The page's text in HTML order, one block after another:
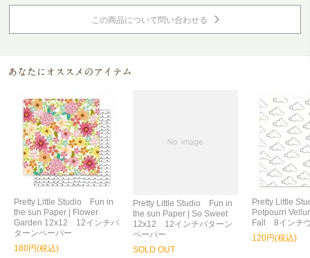
この商品について問い合わせる
Pretty Little Studio Fun in
the sun Paper | Flower
Garden 12x12 12インチパ
ターンペーパー
180円(税込)
Pretty Little Studio Fun in
the sun Paper | So Sweet
12x12 12インチパターン
ペーパー
SOLD OUT
Pretty Little
Potpourri
Fall 8インチ
120円(税込)